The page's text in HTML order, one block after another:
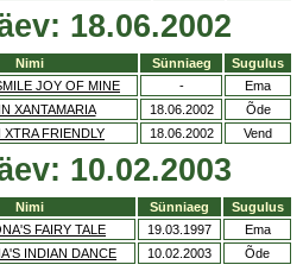
18.06.2002
Nimi Sünniaeg
Sugulus
JOY OF MINE -
Ema
XANTAMARIA 18.06.2002
Õde
XTRA FRIENDLY 18.06.2002 Vend
10.02.2003
Nimi Sünniaeg
Sugulus
FAIRY TALE 19.03.1997
Ema
INDIAN DANCE 10.02.2003 Õde